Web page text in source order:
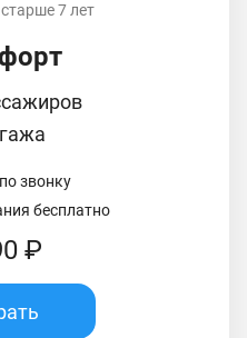
7 лет
звонку
бесплатно
₽